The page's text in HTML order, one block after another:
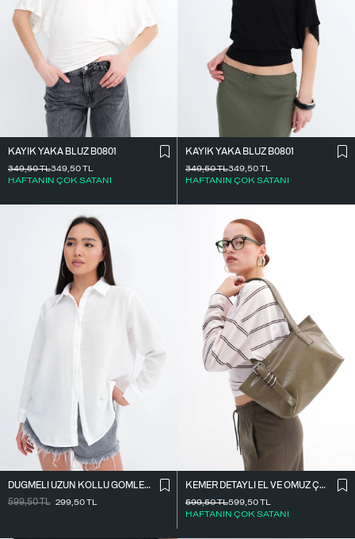
KAYIK YAKA BLUZ B0801
349,50TL
HAFTANIN ÇOK SATANI
349,50TL
KAYIK YAKA BLUZ B0801
349,50TL
HAFTANIN ÇOK SATANI
349,50TL
DÜĞMELI UZUN KOLLU GÖMLEK G18702
599,50TL 299,50TL
KEMER DETAYLI EL VE OMUZ ÇANTASI Ç11
599,50TL
HAFTANIN ÇOK SATANI
599,50TL